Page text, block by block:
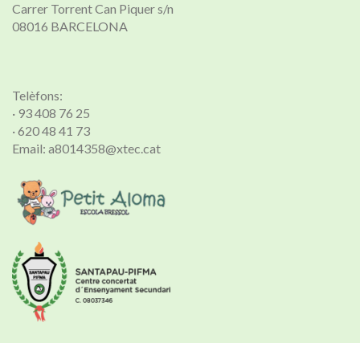
Carrer Torrent Can Piquer s/n
08016 BARCELONA
Telèfons:
· 93 408 76 25
· 620 48 41 73
Email: a8014358@xtec.cat